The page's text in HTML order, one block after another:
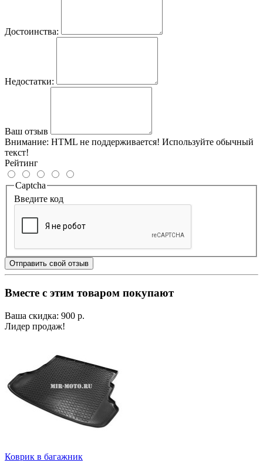
Достоинства:
Недостатки:
Ваш отзыв
Внимание: HTML не поддерживается! Используйте обычный
текст!
Рейтинг
Captcha
Введите код
Отправить свой отзыв
Вместе с этим товаром покупают
Ваша скидка: 900 р.
Лидер продаж!
Коврик в багажник